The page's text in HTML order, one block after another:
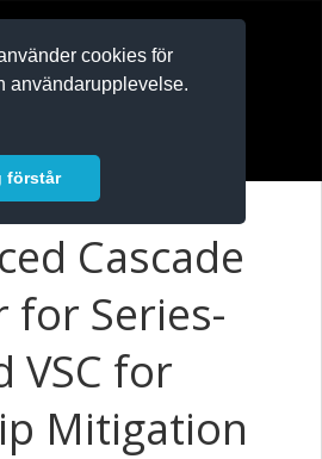
cookies för
användarupplevelse.
förstår
Cascade
for Series-
VSC for
Mitigation